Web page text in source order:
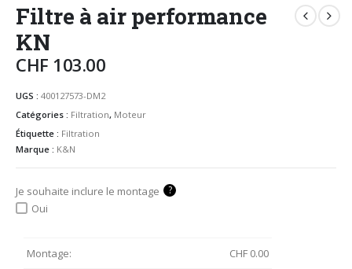
Filtre à air performance
KN
CHF 103.00
UGS : 400127573-DM2
Catégories : Filtration, Moteur
Étiquette : Filtration
Marque : K&N
Je souhaite inclure le montage ?
Oui
Montage: CHF 0.00